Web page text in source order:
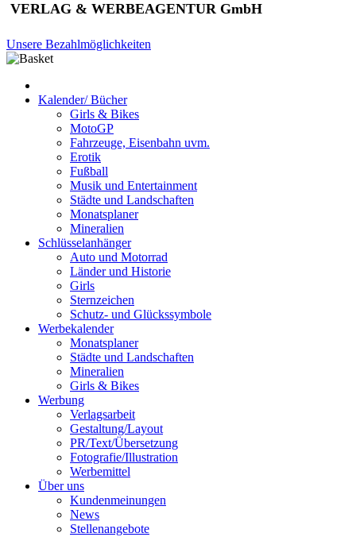
VERLAG & WERBEAGENTUR GmbH
Unsere Bezahlmöglichkeiten
Kalender/ Bücher
Girls & Bikes
MotoGP
Fahrzeuge, Eisenbahn uvm.
Erotik
Fußball
Musik und Entertainment
Städte und Landschaften
Monatsplaner
Mineralien
Schlüsselanhänger
Auto und Motorrad
Länder und Historie
Girls
Sternzeichen
Schutz- und Glückssymbole
Werbekalender
Monatsplaner
Städte und Landschaften
Mineralien
Girls & Bikes
Werbung
Verlagsarbeit
Gestaltung/Layout
PR/Text/Übersetzung
Fotografie/Illustration
Werbemittel
Über uns
Kundenmeinungen
News
Stellenangebote